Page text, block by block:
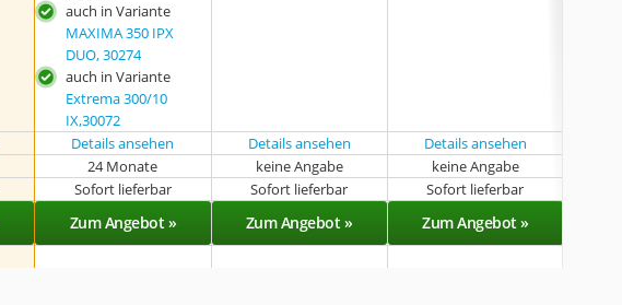
auch in Variante
MAXIMA 350 IPX
DUO, 30274
auch in Variante
Extrema 300/10
IX,30072
Details ansehen Details ansehen
Details ansehen
24 Monate keine Angabe keine Angabe
Sofort lieferbar Sofort lieferbar Sofort lieferbar
Zum Angebot » Zum Angebot » Zum Angebot »